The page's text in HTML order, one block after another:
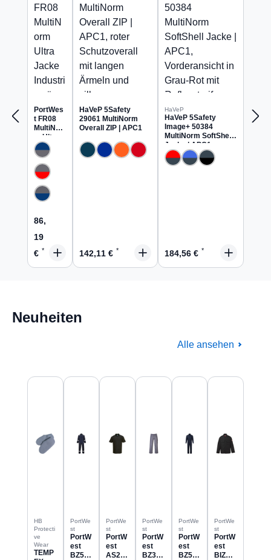
PortWes
t FR08
MultiNor
m Ultra
Jacke
Industrie
wäsche
geeignet
Regulärer Preis:
86,
19
€
HaVeP 5Safety
29061 MultiNorm
Overall ZIP | APC1
Regulärer Preis:
142,11 €
HaVeP
HaVeP 5Safety
Image+ 50384
MultiNorm SoftShell
Jacke | APC1
Regulärer Preis:
184,56 €
Neuheiten
Alle ansehen
Produktgalerie überspringen
HB
Protecti
ve
Wear
TEMP
PortWe
st
PortW
est
BZ506
PortWe
st
PortW
est
AS21
PortWe
st
PortW
est
BZ31
PortWe
st
PortW
est
BZ523
PortWe
st
PortW
est
BIZ2